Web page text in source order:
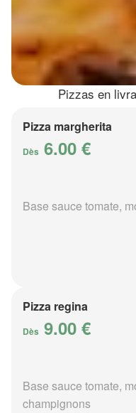
Pizzas en
Pizza margherita
Dès 6.00 €
Base sauce tomate,
Pizza regina
Dès 9.00 €
Base sauce tomate,
champignons